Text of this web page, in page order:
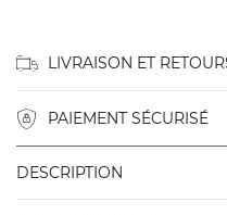
LIVRAISON ET
PAIEMENT SÉCURISÉ
DESCRIPTION